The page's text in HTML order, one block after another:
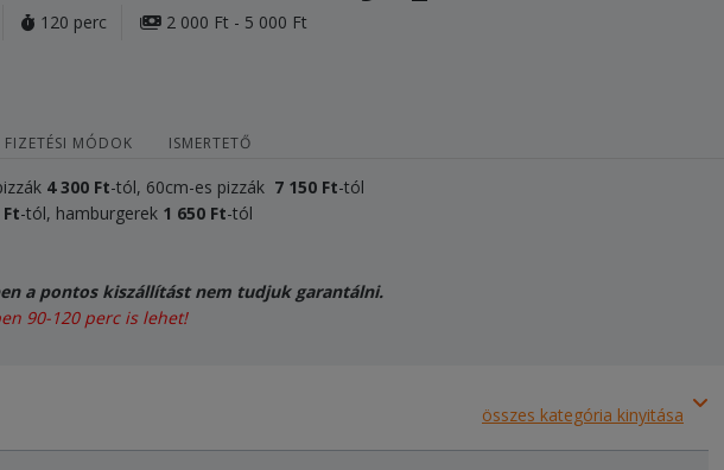
120 perc 2 000 Ft - 5 000 Ft
FIZETÉSI MÓDOK ISMERTETŐ
4 300 Ft-tól, 60cm-es pizzák 7 150 Ft-tól
Ft-tól, hamburgerek 1 650 Ft-tól
a pontos kiszállítást nem tudjuk garantálni.
90-120 perc is lehet!
összes kategória kinyitása